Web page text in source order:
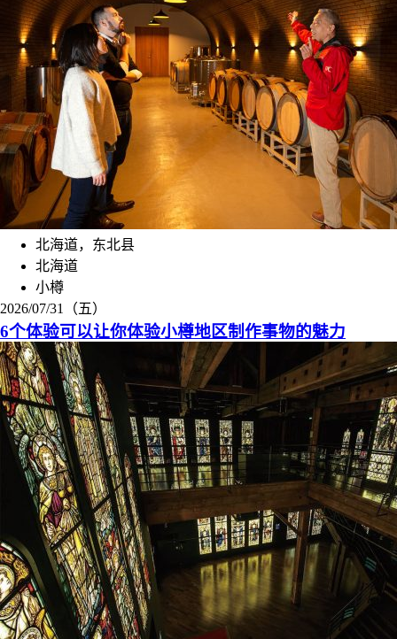
北海道，东北县
北海道
小樽
2026/07/31（五）
6个体验可以让你体验小樽地区制作事物的魅力